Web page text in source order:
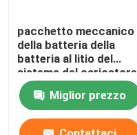
pacchetto meccanico
della batteria della
batteria al litio del
sistema del caricatore
della batteria del
caricatore di 614.4V
255Ah
Miglior prezzo